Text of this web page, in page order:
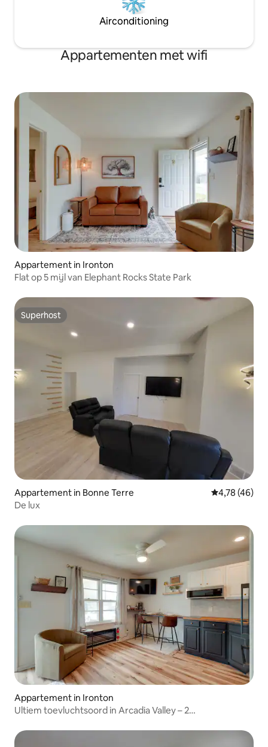
Airconditioning
Appartementen met wifi
Appartement in Ironton
Flat op 5 mijl van Elephant Rocks State Park
Superhost
Superhost
Appartement in Bonne Terre Gemiddelde
4,78 (46)
De lux
Appartement in Ironton
Ultiem toevluchtsoord in Arcadia Valley – 2